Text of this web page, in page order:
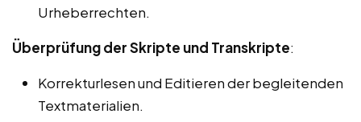
Urheberrechten.
Überprüfung der Skripte und Transkripte:
Korrekturlesen und Editieren der begleitenden
Textmaterialien.